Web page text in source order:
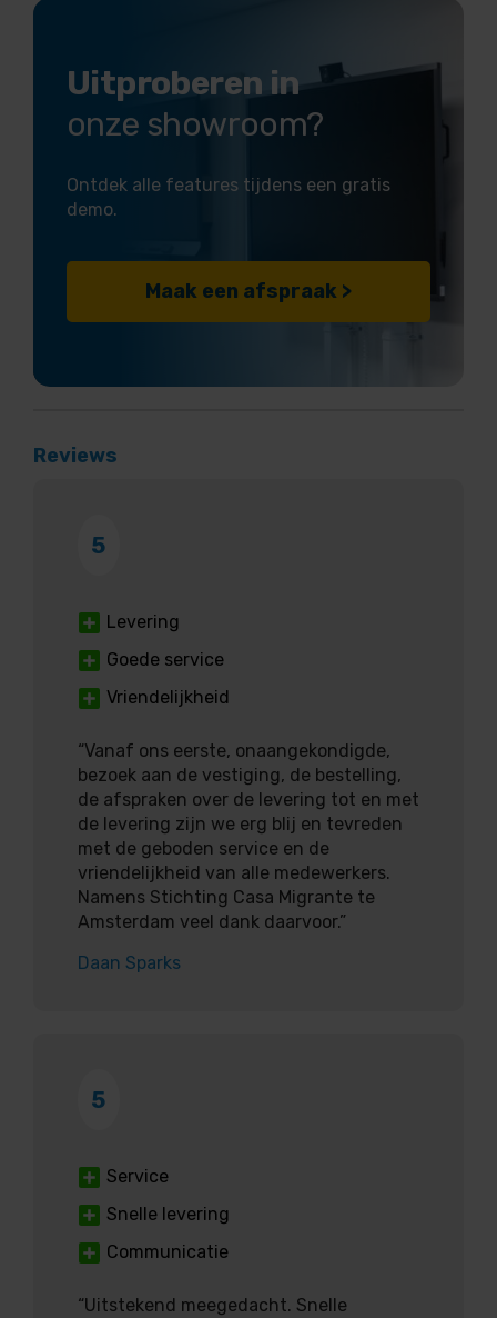
Uitproberen in
onze showroom?
Ontdek alle features tijdens een gratis
demo.
Maak een afspraak >
Reviews
5
Levering
Goede service
Vriendelijkheid
“Vanaf ons eerste, onaangekondigde,
bezoek aan de vestiging, de bestelling,
de afspraken over de levering tot en met
de levering zijn we erg blij en tevreden
met de geboden service en de
vriendelijkheid van alle medewerkers.
Namens Stichting Casa Migrante te
Amsterdam veel dank daarvoor.”
Daan Sparks
5
Service
Snelle levering
Communicatie
“Uitstekend meegedacht. Snelle